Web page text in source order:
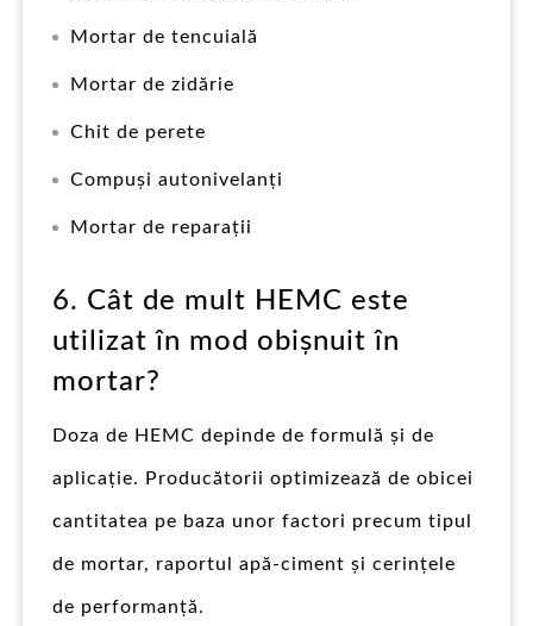
Mortar de tencuială
Mortar de zidărie
Chit de perete
Compuși autonivelanți
Mortar de reparații
6. Cât de mult HEMC este
utilizat în mod obișnuit în
mortar?
Doza de HEMC depinde de formulă și de
aplicație. Producătorii optimizează de obicei
cantitatea pe baza unor factori precum tipul
de mortar, raportul apă-ciment și cerințele
de performanță.